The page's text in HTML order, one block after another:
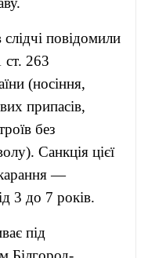
слідчі повідомили
ст. 263
(носіння,
припасів,
без
Санкція цієї
—
3 до 7 років.
під